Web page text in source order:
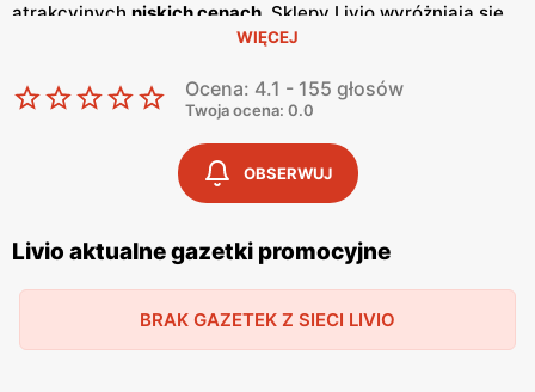
atrakcyjnych niskich cenach . Sklepy Livio wyróżniają się
nie tylko bogatym asortymentem, ale także częstymi
, które przyciągają klientów szukających
oszczędności i wysokiej jakości. Regularnie wydawane
informują o aktualnych zniżkach i
ofertach specjalnych, co sprawia, że klienci mogą być na
bieżąco z najnowszymi okazjami zakupowymi. Livio
szczególnie stawia na polskie produkty, co jest wyrazem
ich zaangażowania w wspieranie lokalnych producentów i
produktów. W ofercie sklepów można znaleźć szeroki
WIĘCEJ
Ocena: 4.1 - 155 głosów
Twoja ocena: 0.0
OBSERWUJ
Livio aktualne gazetki promocyjne
BRAK GAZETEK Z SIECI LIVIO